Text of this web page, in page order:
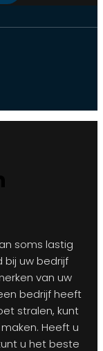
soms lastig
bij uw bedrijf
van uw
bedrijf heeft
stralen, kunt
Heeft u
u het beste